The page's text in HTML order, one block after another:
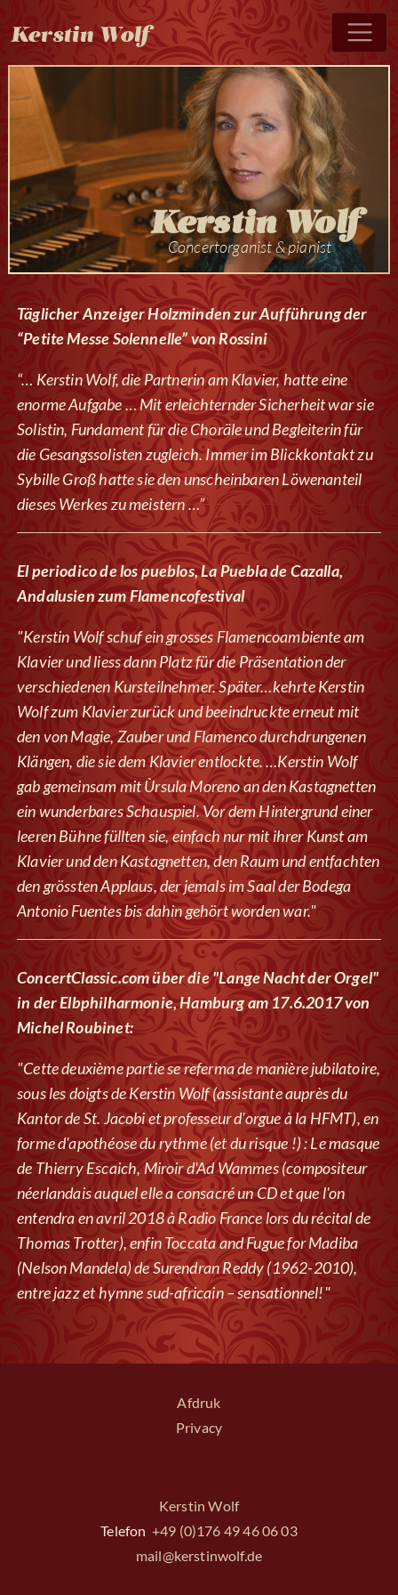
Kerstin Wolf
Kerstin Wolf
Concertorganist & pianist
Täglicher Anzeiger Holzminden zur Aufführung der
“Petite Messe Solennelle” von Rossini
“… Kerstin Wolf, die Partnerin am Klavier, hatte eine
enorme Aufgabe … Mit erleichternder Sicherheit war sie
Solistin, Fundament für die Choräle und Begleiterin für
die Gesangssolisten zugleich. Immer im Blickkontakt zu
Sybille Groß hatte sie den unscheinbaren Löwenanteil
dieses Werkes zu meistern …”
El periodico de los pueblos, La Puebla de Cazalla,
Andalusien zum Flamencofestival
"Kerstin Wolf schuf ein grosses Flamencoambiente am
Klavier und liess dann Platz für die Präsentation der
verschiedenen Kursteilnehmer. Später…kehrte Kerstin
Wolf zum Klavier zurück und beeindruckte erneut mit
den von Magie, Zauber und Flamenco durchdrungenen
Klängen, die sie dem Klavier entlockte. …Kerstin Wolf
gab gemeinsam mit Ùrsula Moreno an den Kastagnetten
ein wunderbares Schauspiel. Vor dem Hintergrund einer
leeren Bühne füllten sie, einfach nur mit ihrer Kunst am
Klavier und den Kastagnetten, den Raum und entfachten
den grössten Applaus, der jemals im Saal der Bodega
Antonio Fuentes bis dahin gehört worden war."
ConcertClassic.com über die "Lange Nacht der Orgel"
in der Elbphilharmonie, Hamburg am 17.6.2017 von
Michel Roubinet:
"Cette deuxième partie se referma de manière jubilatoire,
sous les doigts de Kerstin Wolf (assistante auprès du
Kantor de St. Jacobi et professeur d'orgue à la HFMT), en
forme d'apothéose du rythme (et du risque !) : Le masque
de Thierry Escaich, Miroir d'Ad Wammes (compositeur
néerlandais auquel elle a consacré un CD et que l'on
entendra en avril 2018 à Radio France lors du récital de
Thomas Trotter), enfin Toccata and Fugue for Madiba
(Nelson Mandela) de Surendran Reddy (1962-2010),
entre jazz et hymne sud-africain – sensationnel!"
Afdruk
Privacy
Kerstin Wolf
Telefon +49 (0)176 49 46 06 03
mail@kerstinwolf.de